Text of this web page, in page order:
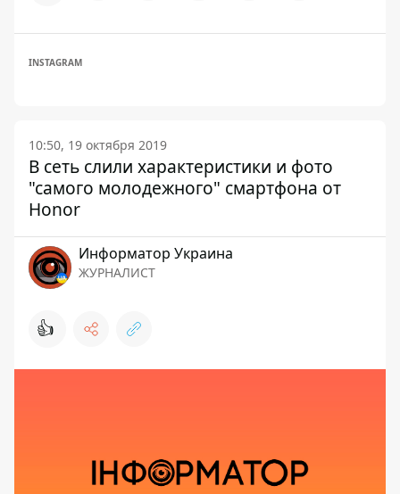
INSTAGRAM
10:50, 19 октября 2019
В сеть слили характеристики и фото
"самого молодежного" смартфона от
Honor
Информатор Украина
ЖУРНАЛИСТ
👍